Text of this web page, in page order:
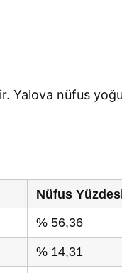
Yalova nüfus
Nüfus
% 56,36
% 14,31